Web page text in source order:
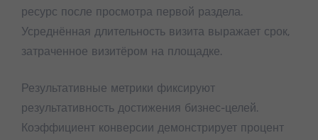
ресурс после просмотра первой раздела.
Усреднённая длительность визита выражает срок,
затраченное визитёром на площадке.
Результативные метрики фиксируют
результативность достижения бизнес-целей.
Коэффициент конверсии демонстрирует процент